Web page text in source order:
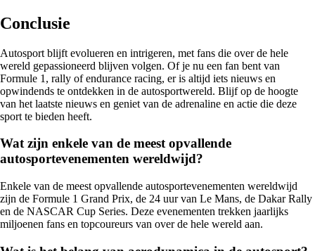
Conclusie
Autosport blijft evolueren en intrigeren, met fans die over de hele
wereld gepassioneerd blijven volgen. Of je nu een fan bent van
Formule 1, rally of endurance racing, er is altijd iets nieuws en
opwindends te ontdekken in de autosportwereld. Blijf op de hoogte
van het laatste nieuws en geniet van de adrenaline en actie die deze
sport te bieden heeft.
Wat zijn enkele van de meest opvallende
autosportevenementen wereldwijd?
Enkele van de meest opvallende autosportevenementen wereldwijd
zijn de Formule 1 Grand Prix, de 24 uur van Le Mans, de Dakar Rally
en de NASCAR Cup Series. Deze evenementen trekken jaarlijks
miljoenen fans en topcoureurs van over de hele wereld aan.